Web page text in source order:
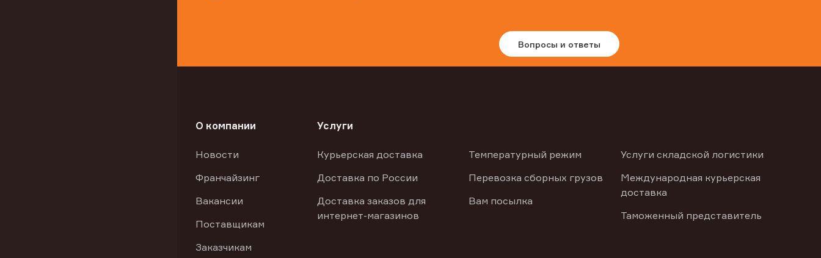
Вопросы и ответы
О компании
Новости
Франчайзинг
Вакансии
Поставщикам
Заказчикам
Услуги
Курьерская доставка
Доставка по России
Доставка заказов для
интернет-магазинов
Температурный режим
Перевозка сборных грузов
Вам посылка
Услуги складской логистики
Международная курьерская
доставка
Таможенный представитель